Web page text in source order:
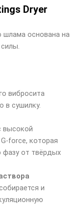
Dryer
шлама основана на
вибросита
в сушилку.
высокой
force, которая
от твёрдых
и